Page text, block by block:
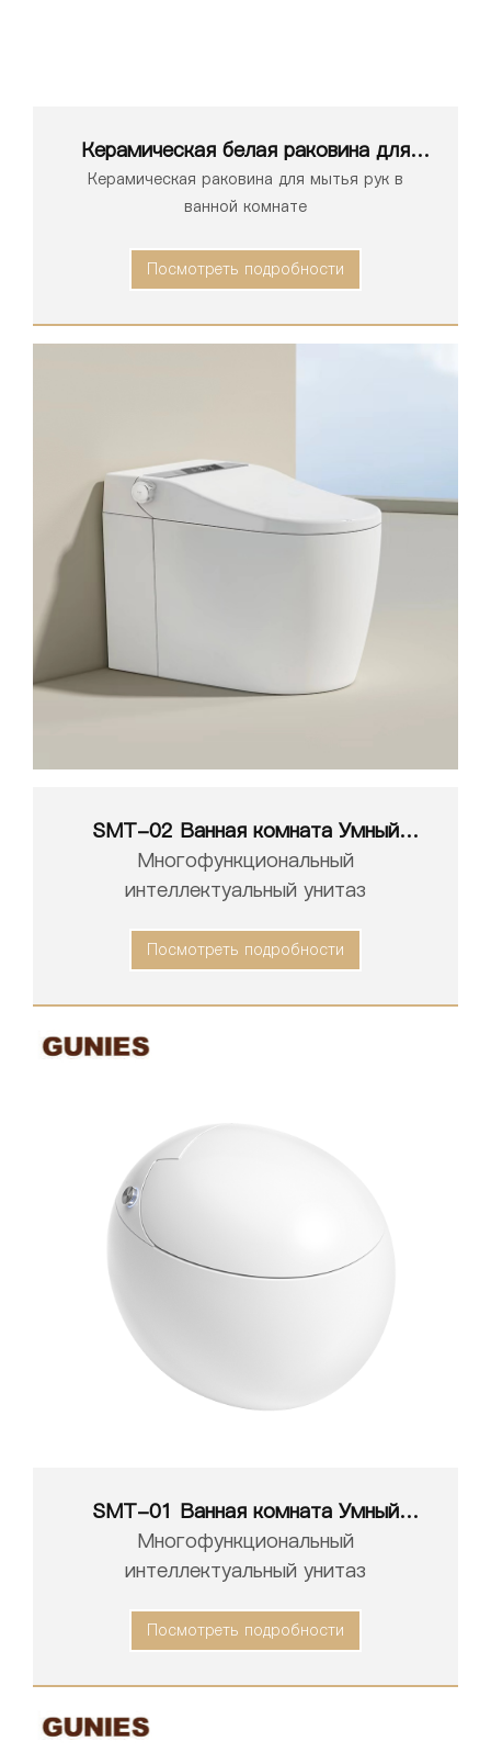
Керамическая белая раковина для
ванной комнаты серии 1149
Керамическая раковина для мытья рук в
ванной комнате
Посмотреть подробности
SMT-02 Ванная комната Умный
унитаз Белый Интеллектуальный
Туалет
Многофункциональный
интеллектуальный унитаз
Посмотреть подробности
SMT-01 Ванная комната Умный
унитаз Белый Интеллектуальный
Туалет
Многофункциональный
интеллектуальный унитаз
Посмотреть подробности